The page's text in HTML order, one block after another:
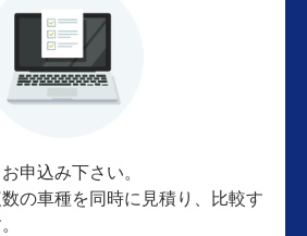
申込み下さい。
の車種を同時に見積り、比較す